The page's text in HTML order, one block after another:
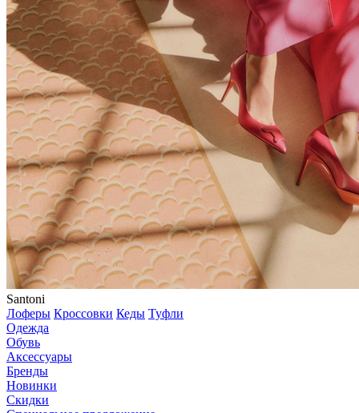
Santoni
Лоферы Кроссовки Кеды Туфли
Одежда
Обувь
Аксессуары
Бренды
Новинки
Скидки